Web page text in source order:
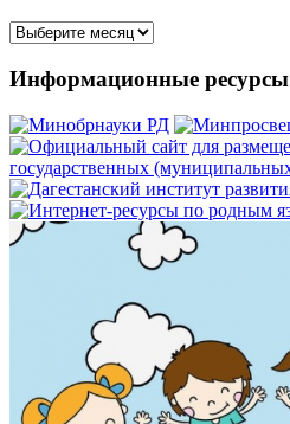
Архивы
Информационные ресурсы